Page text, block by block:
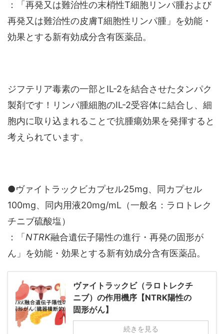
：「再発又は難治性の末梢性T細胞リンパ腫および
再発又は難治性の皮膚T細胞性リンパ腫」を効能・
効果とする新有効成分含有医薬品。
ジフテリア毒素の一部とIL-2を結合させたタンパク
製剤です！リンパ腫細胞のIL-2受容体に結合し、細
胞内に取り込まれることで抗腫瘍効果を発揮すると
考えられています。
●ヴァイトラックビカプセル25mg、同カプセル
100mg、同内用液20mg/mL（一般名：ラロトレク
チニブ硫酸塩）
：「 NTRK融合遺伝子陽性の進行・再発の固形が
ん」を効能・効果とする新有効成分含有医薬品。
ヴァイトラックビ（ラロトレクチ
ニブ）の作用機序【NTRK陽性の
固形がん】
続きを見る